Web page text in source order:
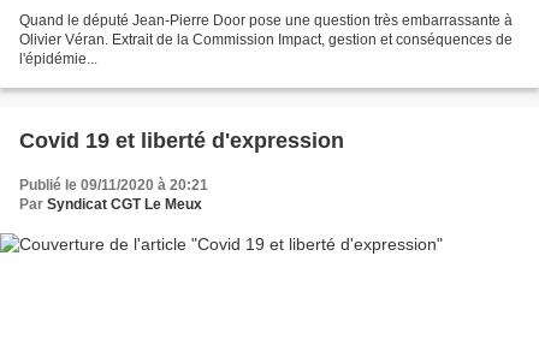
Quand le député Jean-Pierre Door pose une question très embarrassante à
Olivier Véran. Extrait de la Commission Impact, gestion et conséquences de
l'épidémie...
Covid 19 et liberté d'expression
Publié le 09/11/2020 à 20:21
Par Syndicat CGT Le Meux